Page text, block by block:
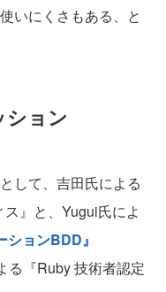
いにくさもある、と
ション
して、吉田氏による
ス』と、Yugui氏によ
ョンBDD』
る『Ruby 技術者認定